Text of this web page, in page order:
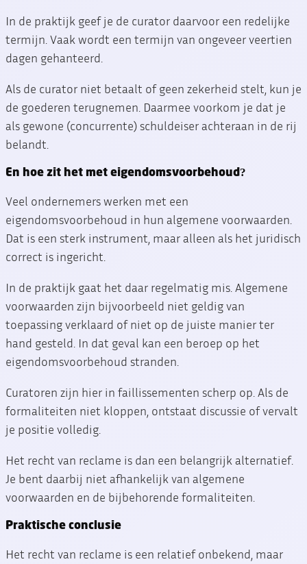
In de praktijk geef je de curator daarvoor een redelijke
termijn. Vaak wordt een termijn van ongeveer veertien
dagen gehanteerd.
Als de curator niet betaalt of geen zekerheid stelt, kun je
de goederen terugnemen. Daarmee voorkom je dat je
als gewone (concurrente) schuldeiser achteraan in de rij
belandt.
En hoe zit het met eigendomsvoorbehoud?
Veel ondernemers werken met een
eigendomsvoorbehoud in hun algemene voorwaarden.
Dat is een sterk instrument, maar alleen als het juridisch
correct is ingericht.
In de praktijk gaat het daar regelmatig mis. Algemene
voorwaarden zijn bijvoorbeeld niet geldig van
toepassing verklaard of niet op de juiste manier ter
hand gesteld. In dat geval kan een beroep op het
eigendomsvoorbehoud stranden.
Curatoren zijn hier in faillissementen scherp op. Als de
formaliteiten niet kloppen, ontstaat discussie of vervalt
je positie volledig.
Het recht van reclame is dan een belangrijk alternatief.
Je bent daarbij niet afhankelijk van algemene
voorwaarden en de bijbehorende formaliteiten.
Praktische conclusie
Het recht van reclame is een relatief onbekend, maar